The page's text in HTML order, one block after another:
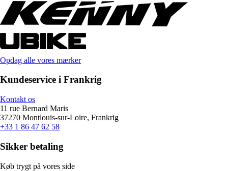
Opdag alle vores mærker
Kundeservice i Frankrig
Kontakt os
11 rue Bernard Maris
37270 Montlouis-sur-Loire, Frankrig
+33 1 86 47 62 58
Sikker betaling
Køb trygt på vores side